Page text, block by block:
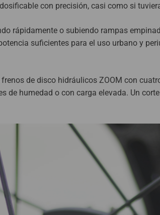
con precisión, casi como si
rápidamente o subiendo rampas
suficientes para el uso urbano y
de disco hidráulicos ZOOM con
de humedad o con carga elevada. Un